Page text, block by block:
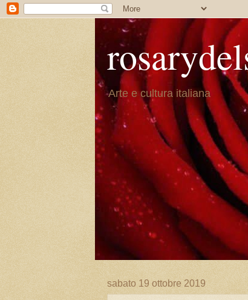
Arte e cultura italiana
sabato 19 ottobre 2019